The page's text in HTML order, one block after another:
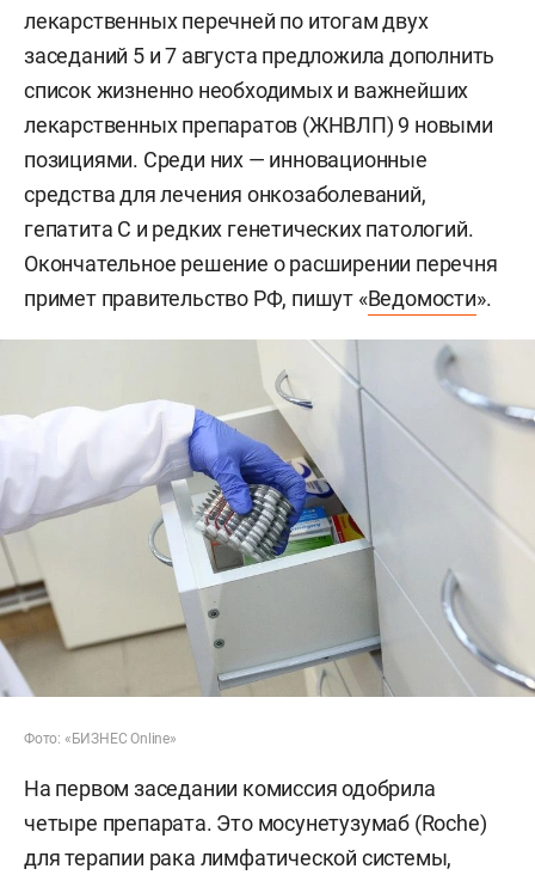
лекарственных перечней по итогам двух
заседаний 5 и 7 августа предложила дополнить
список жизненно необходимых и важнейших
лекарственных препаратов (ЖНВЛП) 9 новыми
позициями. Среди них — инновационные
средства для лечения онкозаболеваний,
гепатита С и редких генетических патологий.
Окончательное решение о расширении перечня
примет правительство РФ, пишут «Ведомости».
Фото: «БИЗНЕС Online»
На первом заседании комиссия одобрила
четыре препарата. Это мосунетузумаб (Roche)
для терапии рака лимфатической системы,